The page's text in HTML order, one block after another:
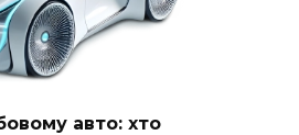
авто: хто